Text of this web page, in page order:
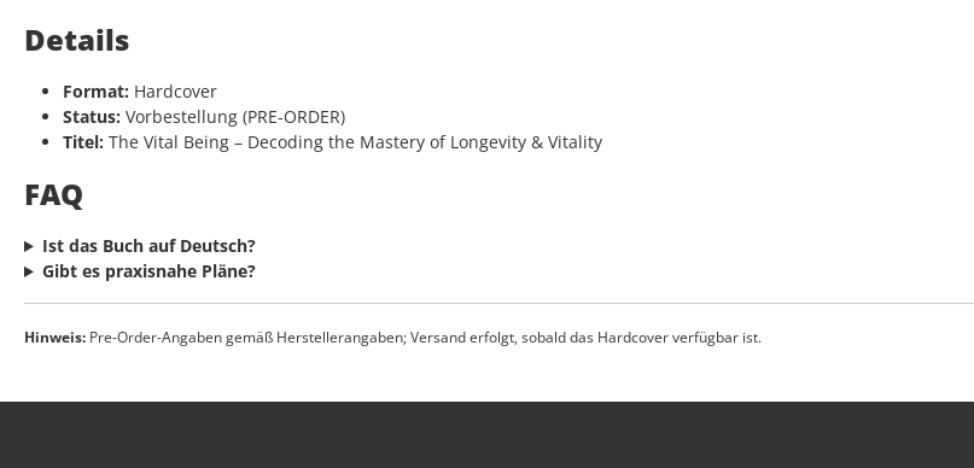
Details
Format: Hardcover
Status: Vorbestellung (PRE-ORDER)
Titel: The Vital Being – Decoding the Mastery of Longevity & Vitality
FAQ
Ist das Buch auf Deutsch?
Gibt es praxisnahe Pläne?
Hinweis: Pre-Order-Angaben gemäß Herstellerangaben; Versand erfolgt, sobald das Hardcover verfügbar ist.